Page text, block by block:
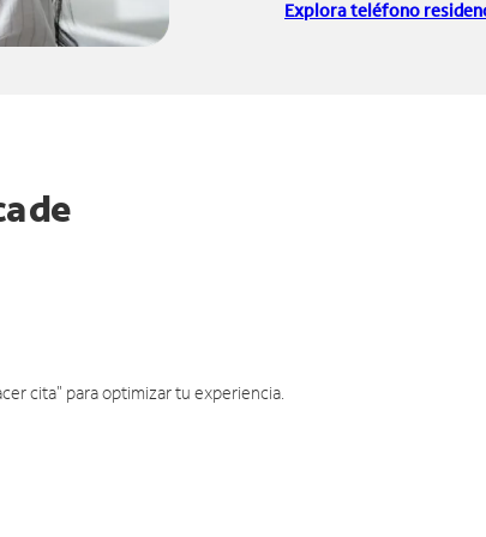
Explora teléfono
de
cita" para optimizar tu experiencia.